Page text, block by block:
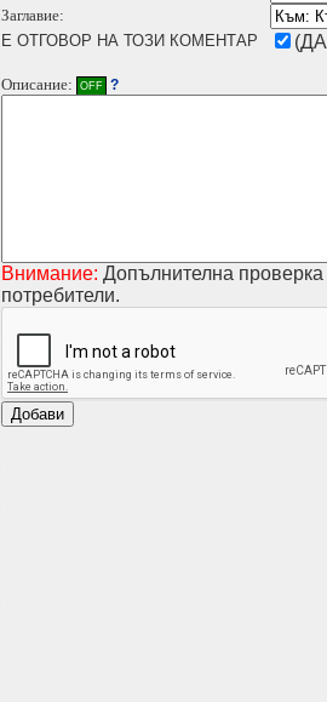
Заглавие:
Е ОТГОВОР НА ТОЗИ КОМЕНТАР
Описание: OFF ?
Внимание: Допълнителна
потребители.